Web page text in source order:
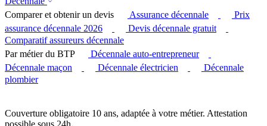
Comparer et obtenir un devis
Assurance décennale
Prix
assurance décennale 2026
Devis décennale gratuit
Comparatif assureurs décennale
Par métier du BTP
Décennale auto-entrepreneur
Décennale maçon
Décennale électricien
Décennale
plombier
Couverture obligatoire 10 ans, adaptée à votre métier. Attestation
possible sous 24h.